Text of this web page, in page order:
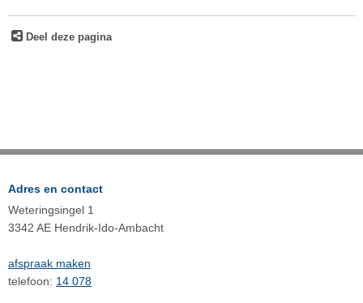
Deel deze pagina
Adres en contact
Weteringsingel 1
3342 AE Hendrik-Ido-Ambacht
afspraak maken
telefoon: 14 078